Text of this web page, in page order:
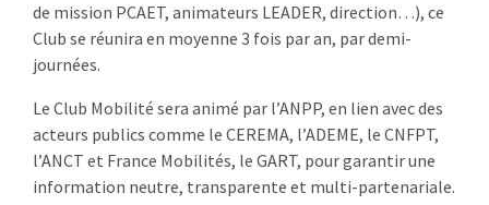
de mission PCAET, animateurs LEADER, direction…), ce
Club se réunira en moyenne 3 fois par an, par demi-
journées.
Le Club Mobilité sera animé par l’ANPP, en lien avec des
acteurs publics comme le CEREMA, l’ADEME, le CNFPT,
l’ANCT et France Mobilités, le GART, pour garantir une
information neutre, transparente et multi-partenariale.